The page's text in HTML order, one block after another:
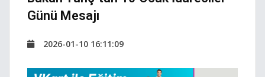
Günü Mesajı
2026-01-10 16:11:09